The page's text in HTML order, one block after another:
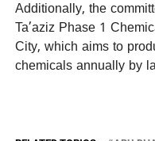
Additionally, the
Ta’aziz Phase 1
City, which aims to
chemicals annually by